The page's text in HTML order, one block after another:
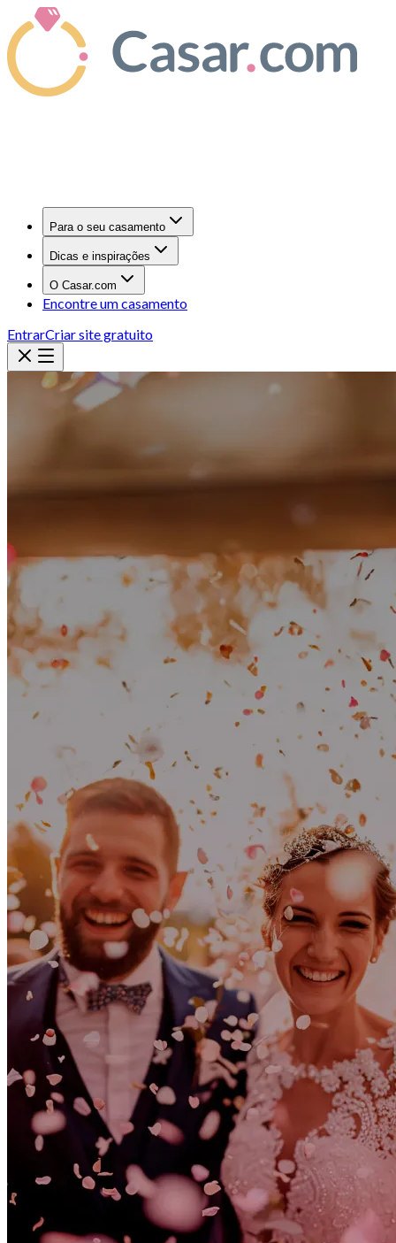
Para o seu casamento
Dicas e inspirações
O Casar.com
Encontre um casamento
EntrarCriar site gratuito